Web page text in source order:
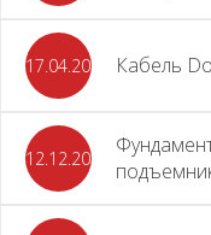
17.04.2024 Кабель
12.12.2023